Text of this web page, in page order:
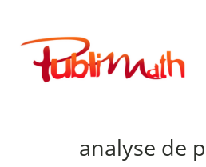
contenu
Publimath
analyse de